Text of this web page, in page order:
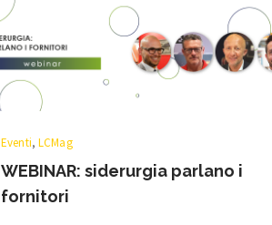
Eventi,LCMag
WEBINAR: siderurgia parlano i
fornitori